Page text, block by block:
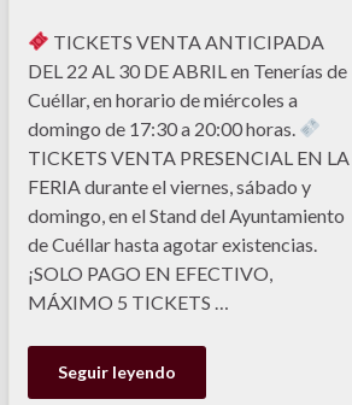
TICKETS VENTA ANTICIPADA
DEL 22 AL 30 DE ABRIL en Tenerías de
Cuéllar, en horario de miércoles a
domingo de 17:30 a 20:00 horas.
TICKETS VENTA PRESENCIAL EN LA
FERIA durante el viernes, sábado y
domingo, en el Stand del Ayuntamiento
de Cuéllar hasta agotar existencias.
¡SOLO PAGO EN EFECTIVO,
MÁXIMO 5 TICKETS …
Seguir leyendo